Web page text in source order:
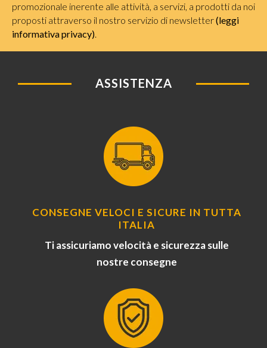
promozionale inerente alle attività, a servizi, a prodotti da noi
proposti attraverso il nostro servizio di newsletter(leggi
informativa privacy).
ASSISTENZA
CONSEGNE VELOCI E SICURE IN TUTTA
ITALIA
Ti assicuriamo velocità e sicurezza sulle
nostre consegne